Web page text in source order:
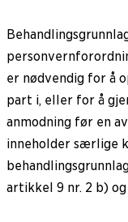
er nødvendig for å
part i, eller for å
anmodning før en
inneholder særlige
artikkel 9 nr. 2 b) og